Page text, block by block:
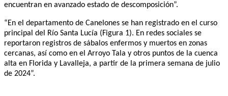
encuentran en avanzado estado de descomposición”.
“En el departamento de Canelones se han registrado en el curso
principal del Río Santa Lucía (Figura 1). En redes sociales se
reportaron registros de sábalos enfermos y muertos en zonas
cercanas, así como en el Arroyo Tala y otros puntos de la cuenca
alta en Florida y Lavalleja, a partir de la primera semana de julio
de 2024”.